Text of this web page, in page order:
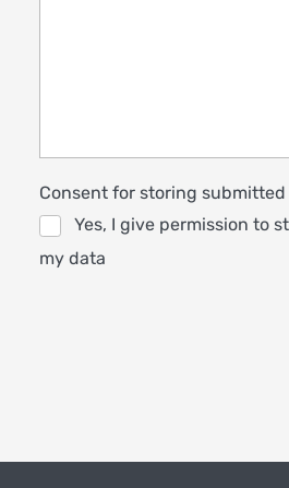
Consent for storing submitted
Yes, I give permission to
my data